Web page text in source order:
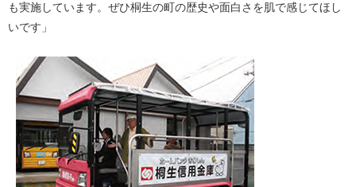
も実施しています。ぜひ桐生の町の歴史や面白さを肌で感じてほし
いです」